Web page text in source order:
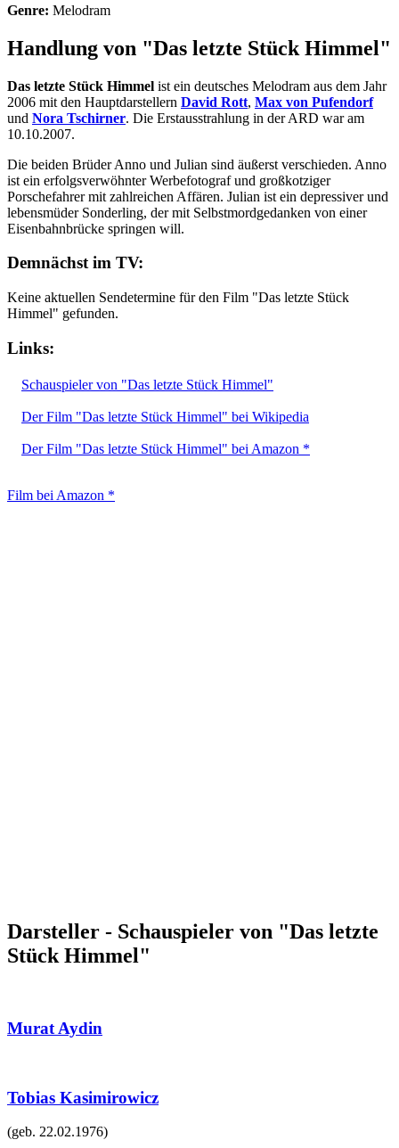
Genre: Melodram
Handlung von "Das letzte Stück Himmel"
Das letzte Stück Himmel ist ein deutsches Melodram aus dem Jahr
2006 mit den Hauptdarstellern David Rott, Max von Pufendorf
und Nora Tschirner. Die Erstausstrahlung in der ARD war am
10.10.2007.
Die beiden Brüder Anno und Julian sind äußerst verschieden. Anno
ist ein erfolgsverwöhnter Werbefotograf und großkotziger
Porschefahrer mit zahlreichen Affären. Julian ist ein depressiver und
lebensmüder Sonderling, der mit Selbstmordgedanken von einer
Eisenbahnbrücke springen will.
Demnächst im TV:
Keine aktuellen Sendetermine für den Film "Das letzte Stück
Himmel" gefunden.
Links:
Schauspieler von "Das letzte Stück Himmel"
Der Film "Das letzte Stück Himmel" bei Wikipedia
Der Film "Das letzte Stück Himmel" bei Amazon *
Film bei Amazon *
Darsteller - Schauspieler von "Das letzte
Stück Himmel"
Murat Aydin
Tobias Kasimirowicz
(geb. 22.02.1976)